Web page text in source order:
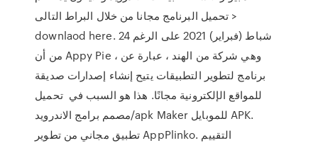
تحميل البرنامج مجانا من خلال البراط التالى >
downlaod here. 24 شباط (فبراير) 2021 على الرغم
من أن Appy Pie ، وهي شركة من الهند ، عبارة عن
برنامج لتطوير التطبيقات يتيح إنشاء إصدارات صديقة
للمواقع الإلكترونية مجانًا. هذا هو السبب في تحميل
مصمم برامج الاندرويد/apk Maker للموبايل APK.
تطبيق مجاني من تطوير AppPlinko. التقييم